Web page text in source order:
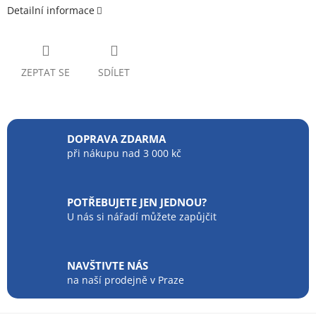
Detailní informace
ZEPTAT SE SDÍLET
DOPRAVA ZDARMA
při nákupu nad 3 000 kč
POTŘEBUJETE JEN JEDNOU?
U nás si nářadí můžete zapůjčit
NAVŠTIVTE NÁS
na naší prodejně v Praze